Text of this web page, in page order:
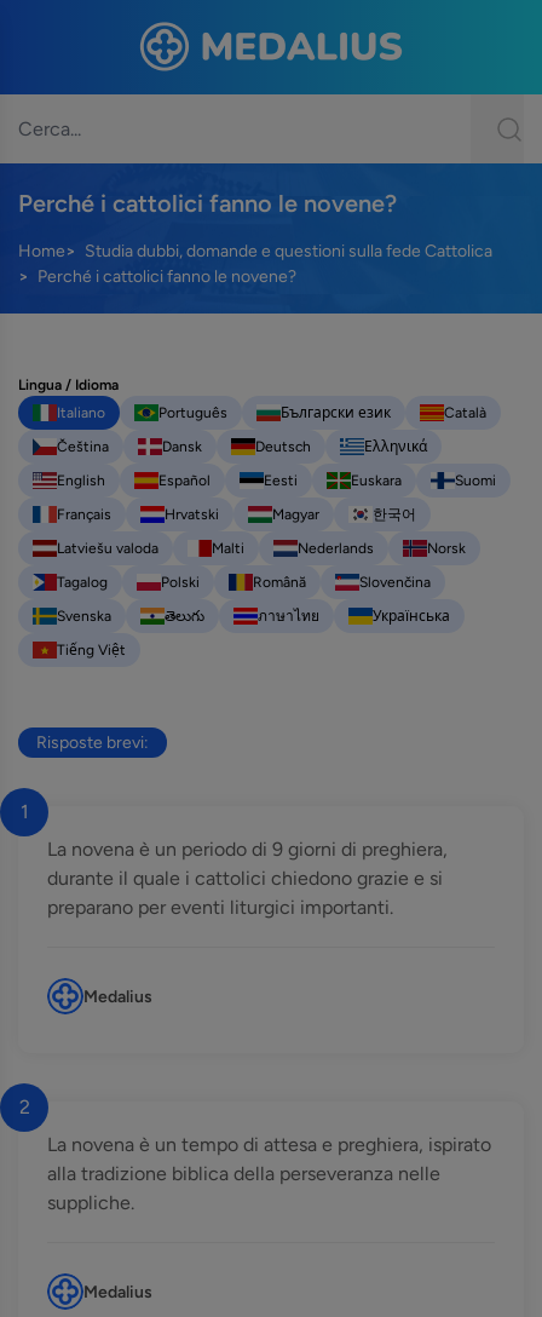
Perché i cattolici fanno le novene?
Home
Studia dubbi, domande e questioni sulla fede Cattolica
Perché i cattolici fanno le novene?
Lingua / Idioma
Italiano
Português Български език
Català
Čeština
Dansk Deutsch
Ελληνικά
English
Español Eesti Euskara
Suomi
Français
Hrvatski Magyar
한국어
Latviešu valoda
Malti Nederlands
Norsk
Tagalog
Polski Română
Slovenčina
Svenska
తెలుగు ภาษาไทย
Українська
Tiếng Việt
Risposte brevi:
1
La novena è un periodo di 9 giorni di preghiera,
durante il quale i cattolici chiedono grazie e si
preparano per eventi liturgici importanti.
Medalius
2
La novena è un tempo di attesa e preghiera, ispirato
alla tradizione biblica della perseveranza nelle
suppliche.
Medalius